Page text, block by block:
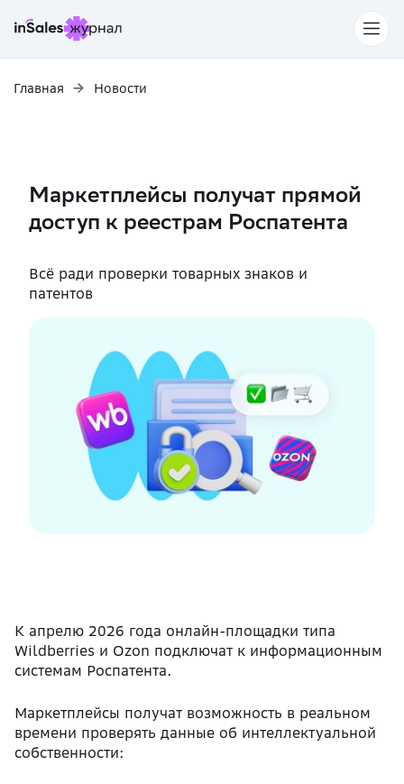
Главная Новости
Маркетплейсы получат прямой
доступ к реестрам Роспатента
Всё ради проверки товарных знаков и
патентов
К апрелю 2026 года онлайн-площадки типа
Wildberries и Ozon подключат к информационным
системам Роспатента.
Маркетплейсы получат возможность в реальном
времени проверять данные об интеллектуальной
собственности: